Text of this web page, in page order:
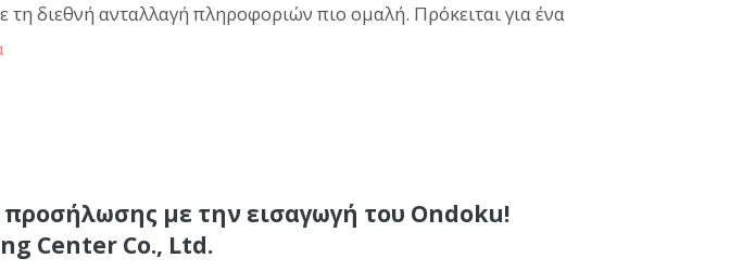
τη διεθνή ανταλλαγή πληροφοριών πιο ομαλή. Πρόκειται για ένα
με την εισαγωγή του Ondoku!
Center Co., Ltd.